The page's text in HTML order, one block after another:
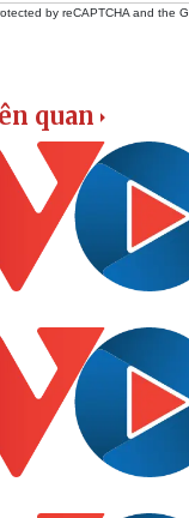
by reCAPTCHA and the
quan